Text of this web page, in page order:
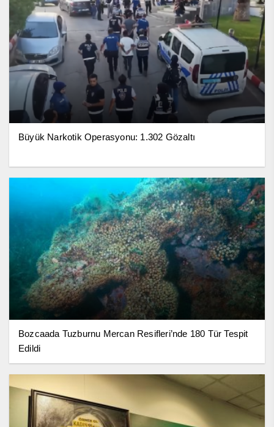
Büyük Narkotik Operasyonu: 1.302 Gözaltı
Bozcaada Tuzburnu Mercan Resifleri’nde 180 Tür Tespit
Edildi